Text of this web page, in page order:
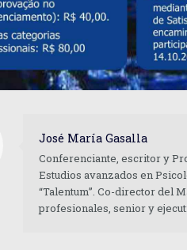
José María Gasalla
Conferenciante, escritor y
Estudios avanzados en
“Talentum”. Co-director del
profesionales, senior y